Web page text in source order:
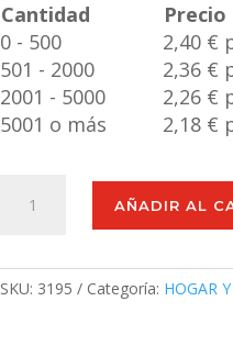
Cantidad
Precio
0 - 500
2,40 €
501 - 2000
2,36 €
2001 - 5000
2,26 €
5001 o más
2,18 €
AÑADIR AL
SKU: 3195 Categoría: HOGAR